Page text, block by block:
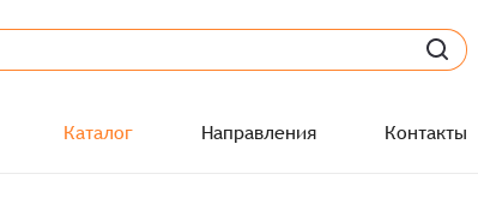
Каталог Направления Контакты